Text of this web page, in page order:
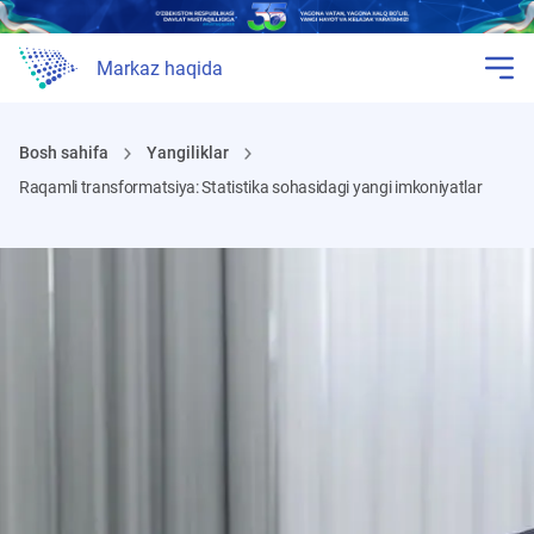
Markaz haqida
Bosh sahifa
Yangiliklar
Raqamli transformatsiya: Statistika sohasidagi yangi imkoniyatlar